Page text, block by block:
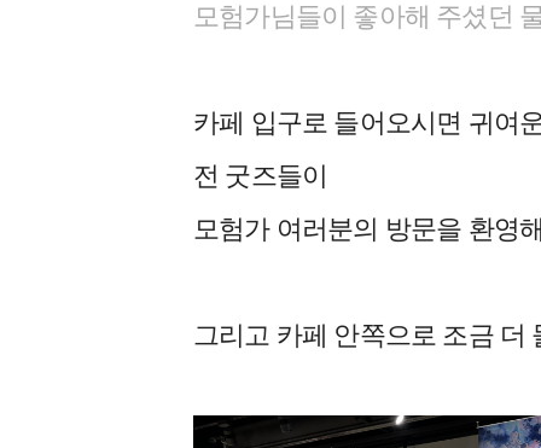
모험가님들이 좋아해 주셨던
카페 입구로 들어오시면 귀여
전 굿즈들이
모험가 여러분의 방문을 환영
그리고 카페 안쪽으로 조금